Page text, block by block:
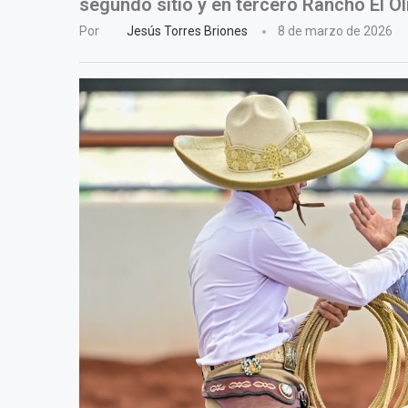
segundo sitio y en tercero Rancho El
Por Jesús Torres Briones 8 de marzo de 2026